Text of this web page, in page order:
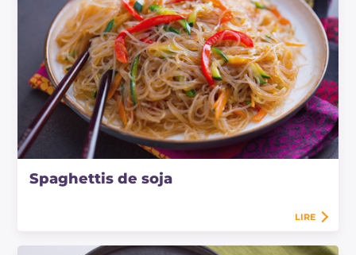
Spaghettis de soja
LIRE